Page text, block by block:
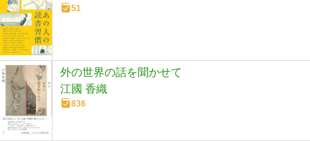
51
外の世界の話を聞かせて
江國 香織
836